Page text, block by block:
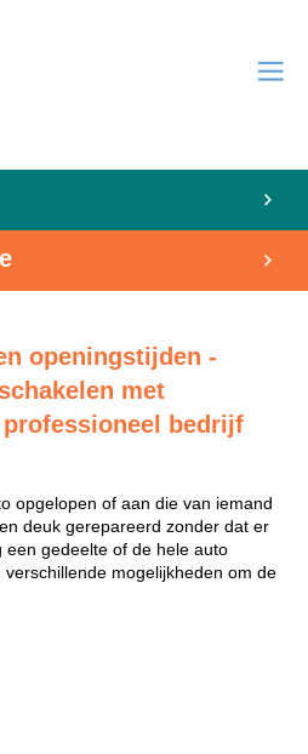
openingstijden -
met
bedrijf
opgelopen of aan die van iemand
deuk gerepareerd zonder dat er
een gedeelte of de hele auto
mogelijkheden om de